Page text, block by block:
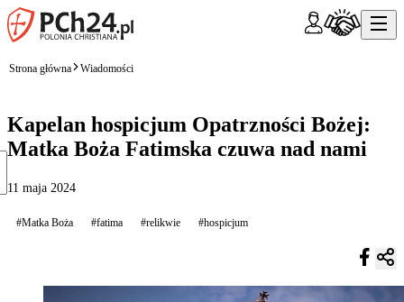
Strona główna Wiadomości
Kapelan hospicjum Opatrzności Bożej:
Matka Boża Fatimska czuwa nad nami
11 maja 2024
#Matka Boża #fatima #relikwie #hospicjum